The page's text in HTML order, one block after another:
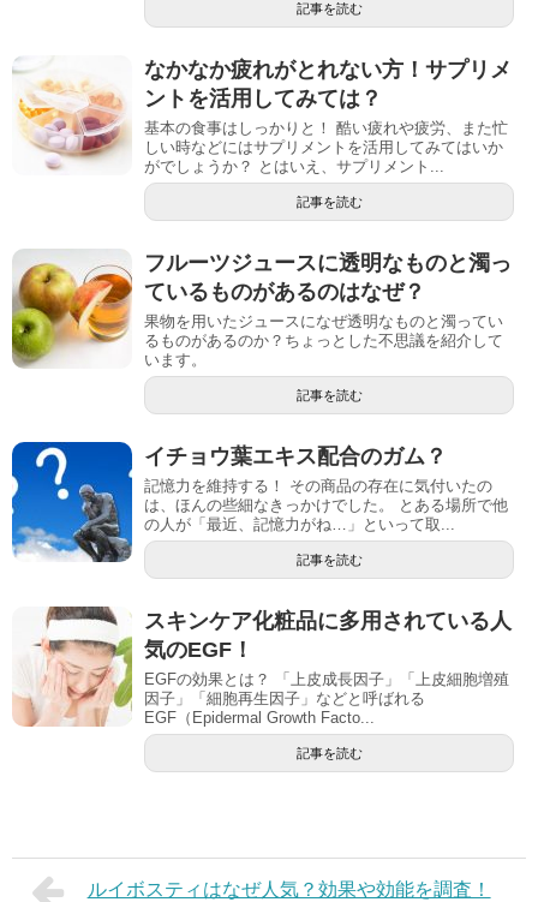
記事を読む
なかなか疲れがとれない方！サプリメ
ントを活用してみては？
基本の食事はしっかりと！ 酷い疲れや疲労、また忙
しい時などにはサプリメントを活用してみてはいか
がでしょうか？ とはいえ、サプリメント...
記事を読む
フルーツジュースに透明なものと濁っ
ているものがあるのはなぜ？
果物を用いたジュースになぜ透明なものと濁ってい
るものがあるのか？ちょっとした不思議を紹介して
います。
記事を読む
イチョウ葉エキス配合のガム？
記憶力を維持する！ その商品の存在に気付いたの
は、ほんの些細なきっかけでした。 とある場所で他
の人が「最近、記憶力がね…」といって取...
記事を読む
スキンケア化粧品に多用されている人
気のEGF！
EGFの効果とは？ 「上皮成長因子」「上皮細胞増殖
因子」「細胞再生因子」などと呼ばれる
EGF（Epidermal Growth Facto...
記事を読む
ルイボスティはなぜ人気？効果や効能を調査！